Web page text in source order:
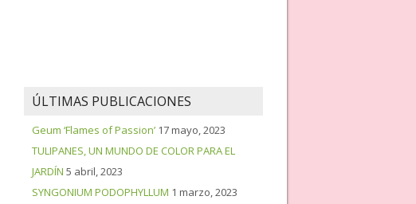
ÚLTIMAS PUBLICACIONES
Geum ‘Flames of Passion’ 17 mayo, 2023
TULIPANES, UN MUNDO DE COLOR PARA EL
JARDÍN 5 abril, 2023
SYNGONIUM PODOPHYLLUM 1 marzo, 2023